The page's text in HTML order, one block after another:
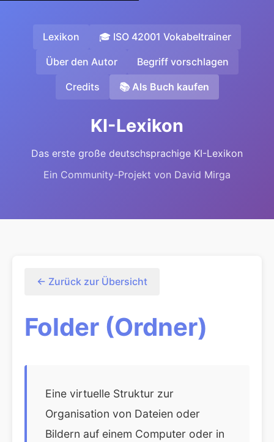
Lexikon 🎓 ISO 42001 Vokabeltrainer
Über den Autor Begriff vorschlagen
Credits 📚 Als Buch kaufen
KI-Lexikon
Das erste große deutschsprachige KI-Lexikon
Ein Community-Projekt von David Mirga
← Zurück zur Übersicht
Folder (Ordner)
Eine virtuelle Struktur zur
Organisation von Dateien oder
Bildern auf einem Computer oder in